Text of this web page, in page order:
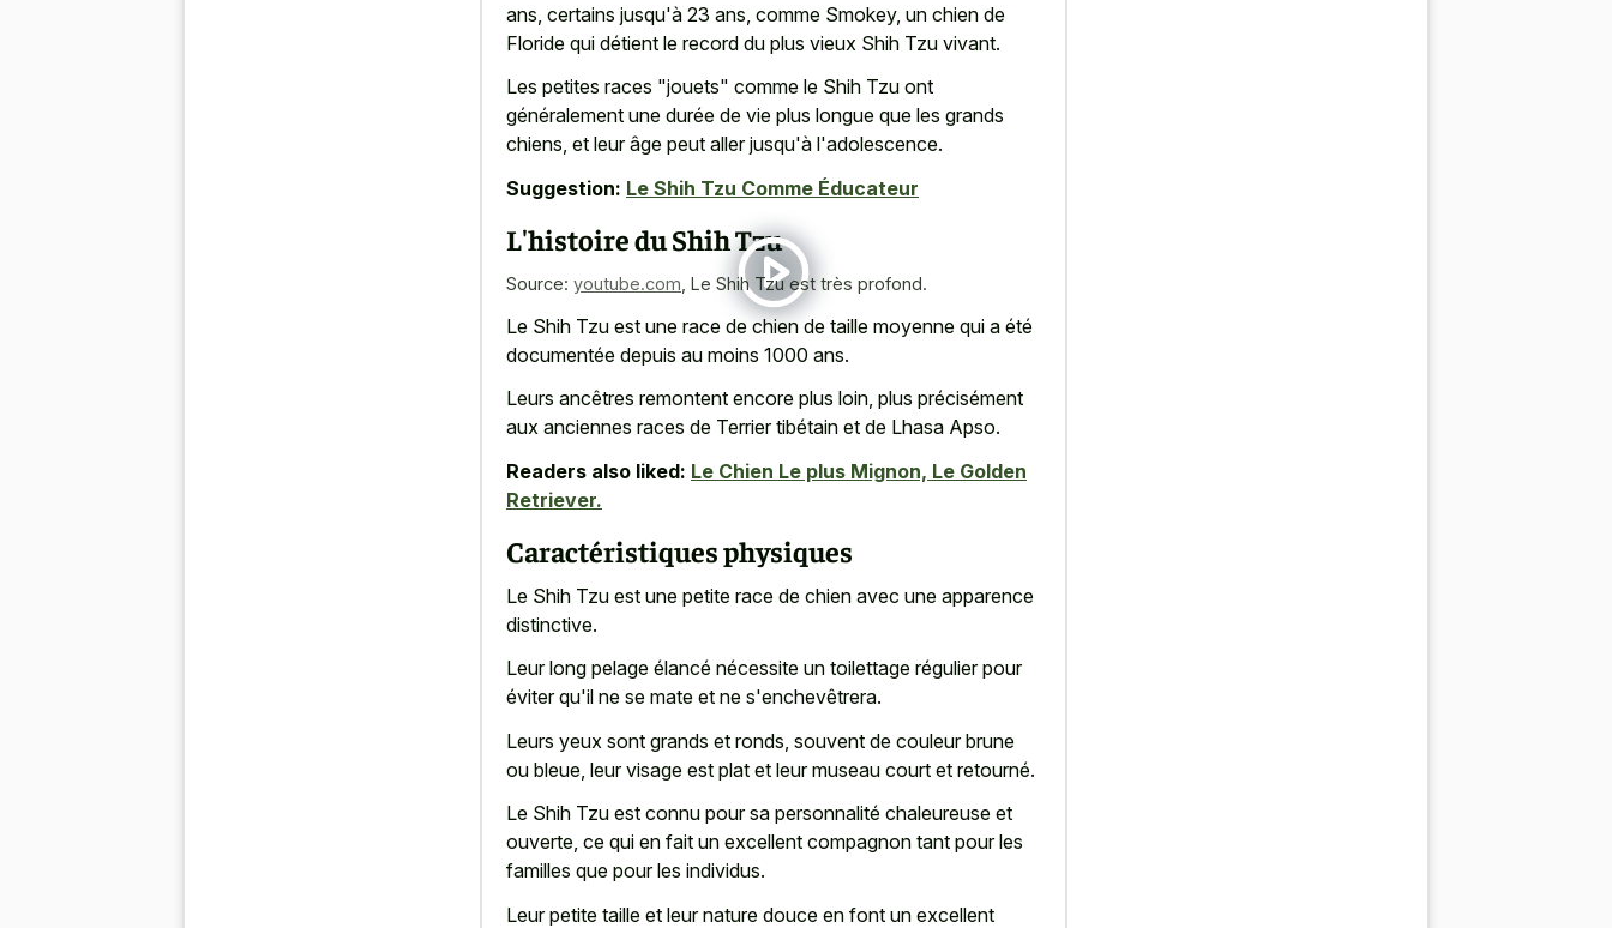
ans, certains jusqu'à 23 ans, comme Smokey, un chien de
Floride qui détient le record du plus vieux Shih Tzu vivant.
Les petites races "jouets" comme le Shih Tzu ont
généralement une durée de vie plus longue que les grands
chiens, et leur âge peut aller jusqu'à l'adolescence.
Suggestion: Le Shih Tzu Comme Éducateur
L'histoire du Shih Tzu
Source: youtube.com Le Shih Tzu est très profond.
Le Shih Tzu est une race de chien de taille moyenne qui a été
documentée depuis au moins 1000 ans.
Leurs ancêtres remontent encore plus loin, plus précisément
aux anciennes races de Terrier tibétain et de Lhasa Apso.
Readers also liked: Le Chien Le plus Mignon, Le Golden
Retriever.
Caractéristiques physiques
Le Shih Tzu est une petite race de chien avec une apparence
distinctive.
Leur long pelage élancé nécessite un toilettage régulier pour
éviter qu'il ne se mate et ne s'enchevêtrera.
Leurs yeux sont grands et ronds, souvent de couleur brune
ou bleue, leur visage est plat et leur museau court et retourné.
Le Shih Tzu est connu pour sa personnalité chaleureuse et
ouverte, ce qui en fait un excellent compagnon tant pour les
familles que pour les individus.
Leurpetite taille et leur nature douce en font un excellent